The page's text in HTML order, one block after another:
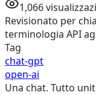
1,066
Revisionato per
terminologia API
Tag
chat-gpt
open-ai
Una chat. Tutto